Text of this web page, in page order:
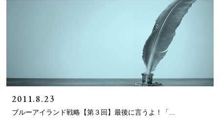
2011.8.23
ブルーアイランド戦略【第３回】最後に言うよ！「...